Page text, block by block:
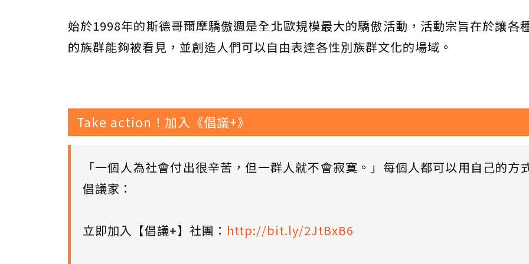
始於1998年的斯德哥爾摩驕傲週是全北歐規模最大的驕傲活動，活動宗旨在於讓各
的族群能夠被看見，並創造人們可以自由表達各性別族群文化的場域。
Take action！加入《倡議+》
「一個人為社會付出很辛苦，但一群人就不會寂寞。」每個人都可以用自己的方
倡議家：
立即加入【倡議+】社團： http://bit.ly/2JtBxB6